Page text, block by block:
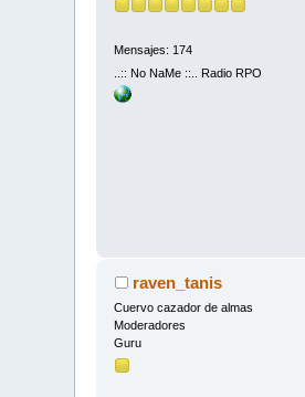
Mensajes: 174
..:: No NaMe ::.. Radio RPO
raven_tanis
Cuervo cazador de almas
Moderadores
Guru